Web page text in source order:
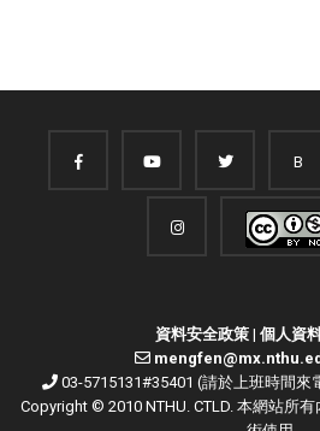
B
資料安全政策| 個人資
03-5715131#35401 (請於上班時間來
Copyright © 2010 NTHU. CTLD. 本網站所